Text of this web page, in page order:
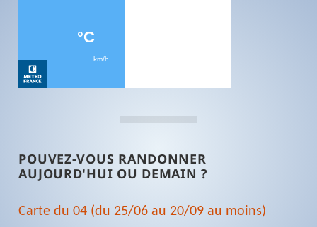
POUVEZ-VOUS RANDONNER
AUJOURD'HUI OU DEMAIN ?
Carte du 04 (du 25/06 au 20/09 au moins)